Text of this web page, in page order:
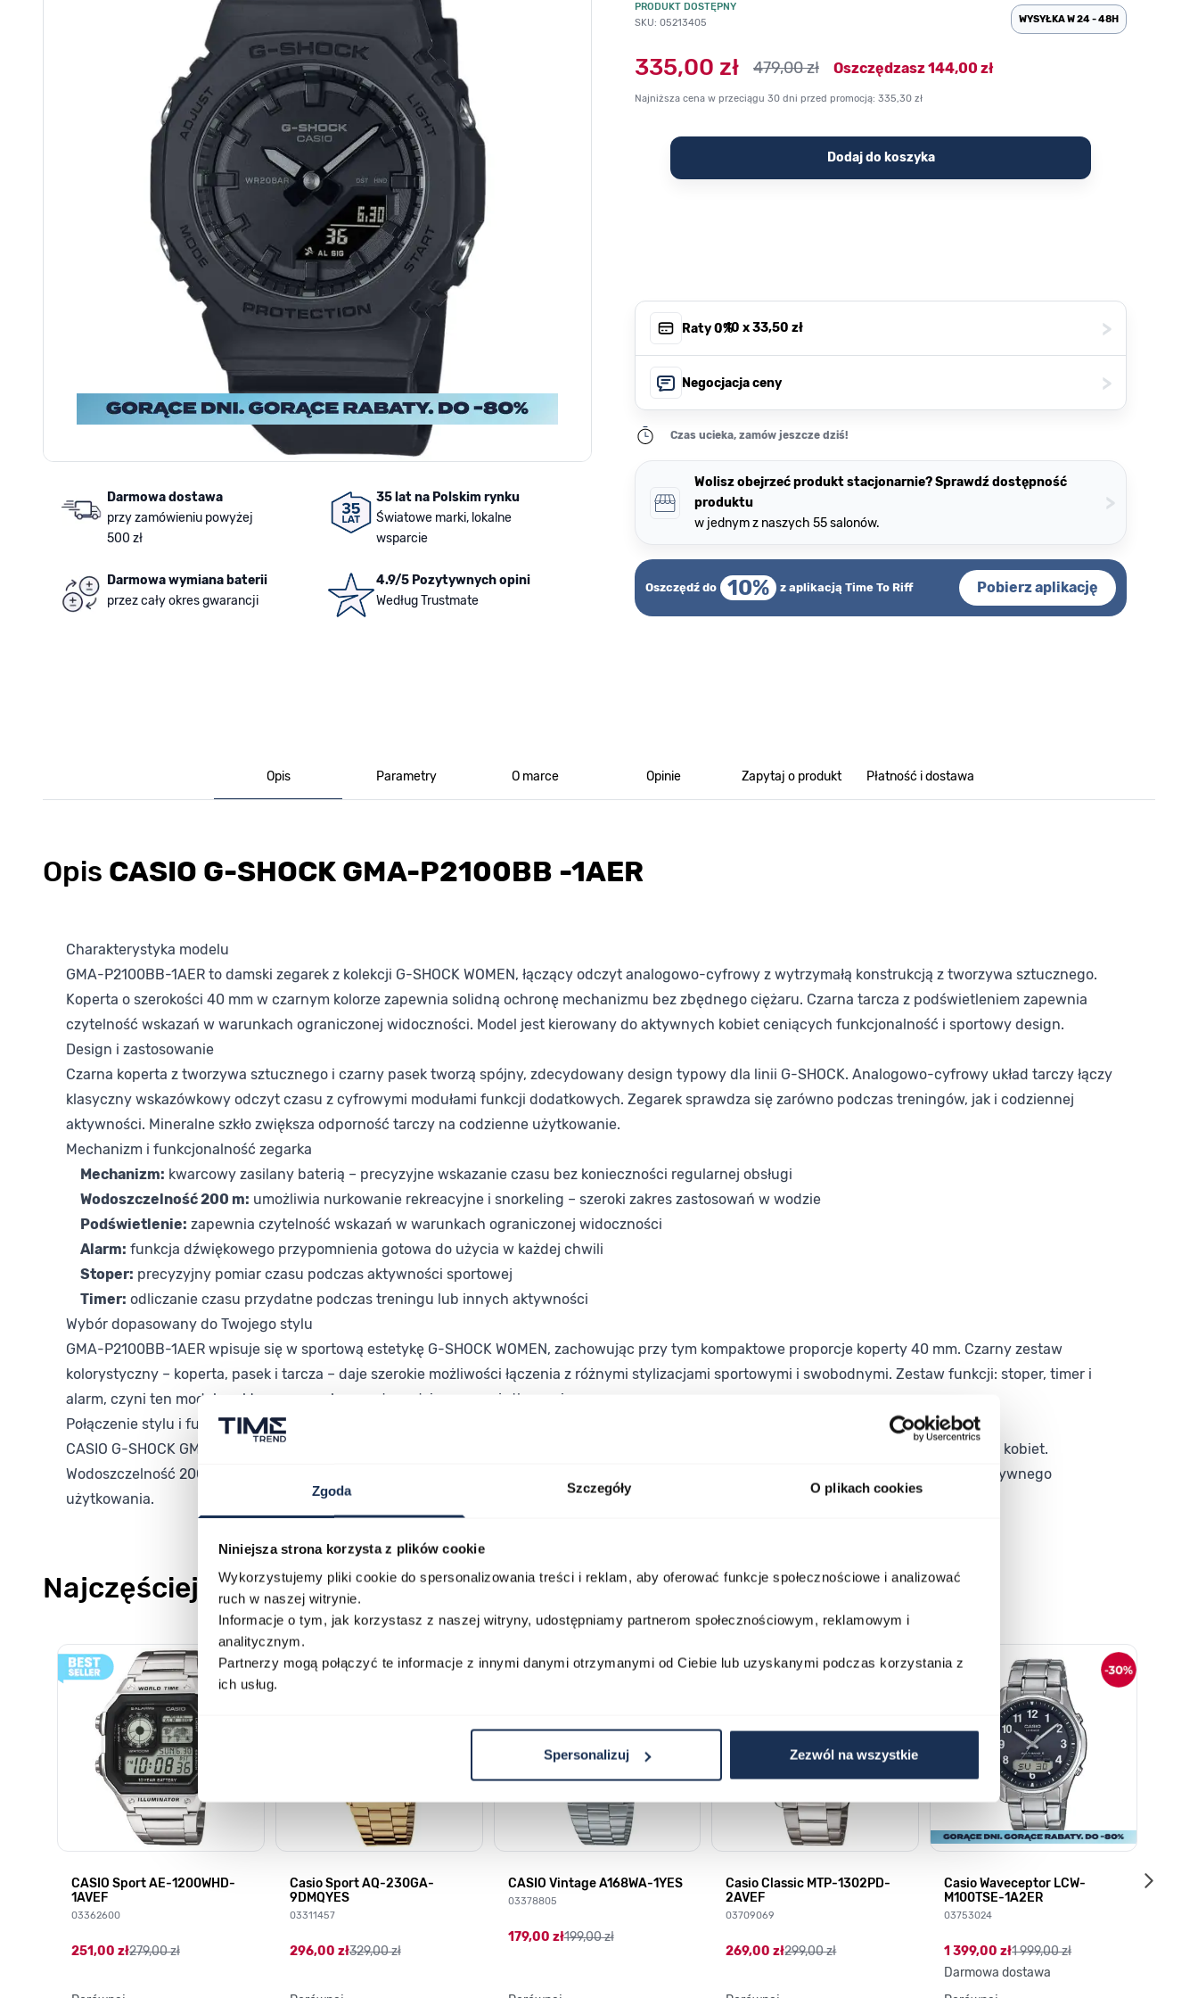
Zgoda Szczegóły O plikach cookies
Niniejsza strona korzysta z plików cookie
Wykorzystujemy pliki cookie do spersonalizowania treści i reklam, aby oferować funkcje społecznościowe i analizować
ruch w naszej witrynie.
Informacje o tym, jak korzystasz z naszej witryny, udostępniamy partnerom społecznościowym, reklamowym i
analitycznym.
Partnerzy mogą połączyć te informacje z innymi danymi otrzymanymi od Ciebie lub uzyskanymi podczas korzystania z
ich usług.
Spersonalizuj Zezwól na wszystkie
Darmowa dostawa
przy zamówieniu powyżej
500 zł
35 lat na Polskim rynku
Światowe marki, lokalne
wsparcie
Darmowa wymiana baterii
przez cały okres gwarancji
4.9/5 Pozytywnych opini
Według Trustmate
PRODUKT DOSTĘPNY
SKU: 05213405
WYSYŁKA W 24 - 48H
335,00 zł 479,00 zł Oszczędzasz144,00 zł
Najniższa cena w przeciągu 30 dni przed promocją: 335,30 zł
Dodaj do koszyka
Raty 0%, 10 x33,50 zł >
Negocjacja ceny >
Czas ucieka, zamów jeszcze dziś!
Wolisz obejrzeć produkt stacjonarnie? Sprawdź dostępność
produktu
w jednym z naszych 55 salonów.
>
Oszczędź do 10% z aplikacją Time To Riff Pobierz aplikację
Opis Parametry O marce Opinie Zapytaj o produkt Płatność i dostawa
Opis CASIO G-SHOCK GMA-P2100BB -1AER
Charakterystyka modelu
GMA-P2100BB-1AER to damski zegarek z kolekcji G-SHOCK WOMEN, łączący odczyt analogowo-cyfrowy z wytrzymałą konstrukcją z tworzywa sztucznego.
Koperta o szerokości 40 mm w czarnym kolorze zapewnia solidną ochronę mechanizmu bez zbędnego ciężaru. Czarna tarcza z podświetleniem zapewnia
czytelność wskazań w warunkach ograniczonej widoczności. Model jest kierowany do aktywnych kobiet ceniących funkcjonalność i sportowy design.
Design i zastosowanie
Czarna koperta z tworzywa sztucznego i czarny pasek tworzą spójny, zdecydowany design typowy dla linii G-SHOCK. Analogowo-cyfrowy układ tarczy łączy
klasyczny wskazówkowy odczyt czasu z cyfrowymi modułami funkcji dodatkowych. Zegarek sprawdza się zarówno podczas treningów, jak i codziennej
aktywności. Mineralne szkło zwiększa odporność tarczy na codzienne użytkowanie.
Mechanizm i funkcjonalność zegarka
Mechanizm: kwarcowy zasilany baterią – precyzyjne wskazanie czasu bez konieczności regularnej obsługi
Wodoszczelność 200 m: umożliwia nurkowanie rekreacyjne i snorkeling – szeroki zakres zastosowań w wodzie
Podświetlenie: zapewnia czytelność wskazań w warunkach ograniczonej widoczności
Alarm: funkcja dźwiękowego przypomnienia gotowa do użycia w każdej chwili
Stoper: precyzyjny pomiar czasu podczas aktywności sportowej
Timer: odliczanie czasu przydatne podczas treningu lub innych aktywności
Wybór dopasowany do Twojego stylu
GMA-P2100BB-1AER wpisuje się w sportową estetykę G-SHOCK WOMEN, zachowując przy tym kompaktowe proporcje koperty 40 mm. Czarny zestaw
kolorystyczny – koperta, pasek i tarcza – daje szerokie możliwości łączenia z różnymi stylizacjami sportowymi i swobodnymi. Zestaw funkcji: stoper, timer i
alarm, czyni ten model praktycznym wyborem do codziennego użytkowania.
Połączenie stylu i funkcjonalności
CASIO G-SHOCK GMA-P2100BB-1AER to zegarek zbudowany na sprawdzonej konstrukcji G-SHOCK z dostosowaniem do potrzeb aktywnych kobiet.
Wodoszczelność 200 m, solidna koperta z tworzywa sztucznego i pełny zestaw funkcji sportowych składają się na produkt gotowy do intensywnego
użytkowania.
Najczęściej kupowane
Poruszanie się po elementach karuzeli jest możliwe za pomocą klawisza tabulacji. Możesz pominąć karuzelę lub przejść bezpośrednio do nawigacji karuzeli za pomocą linka pomijającego.
Naciśnij, aby pominąć karuzelę
Naciśnij, aby przejść do nawigacji karuzeli
CASIO Sport AE-1200WHD-
1AVEF
03362600
251,00 zł279,00 zł
Casio Sport AQ-230GA-
9DMQYES
03311457
296,00 zł329,00 zł
CASIO Vintage A168WA-1YES
03378805
179,00 zł199,00 zł
Casio Classic MTP-1302PD-
2AVEF
03709069
269,00 zł299,00 zł
Casio Waveceptor LCW-
M100TSE-1A2ER
03753024
1 399,00 zł1 999,00 zł
Darmowa dostawa